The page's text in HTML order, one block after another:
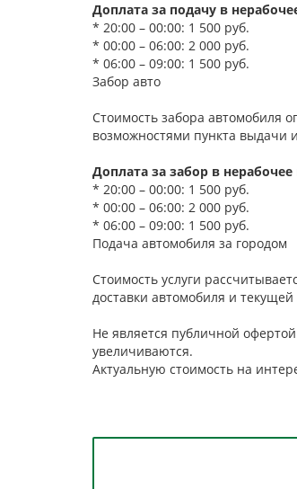
Доплата за подачу в
* 20:00 – 00:00: 1 500 руб.
* 00:00 – 06:00: 2 000 руб.
* 06:00 – 09:00: 1 500 руб.
Забор авто
Стоимость забора автомобиля
возможностями пункта выдачи
Доплата за забор в нерабочее
* 20:00 – 00:00: 1 500 руб.
* 00:00 – 06:00: 2 000 руб.
* 06:00 – 09:00: 1 500 руб.
Подача автомобиля за городом
Стоимость услуги
доставки автомобиля и
Не является публичной
увеличиваются.
Актуальную стоимость на